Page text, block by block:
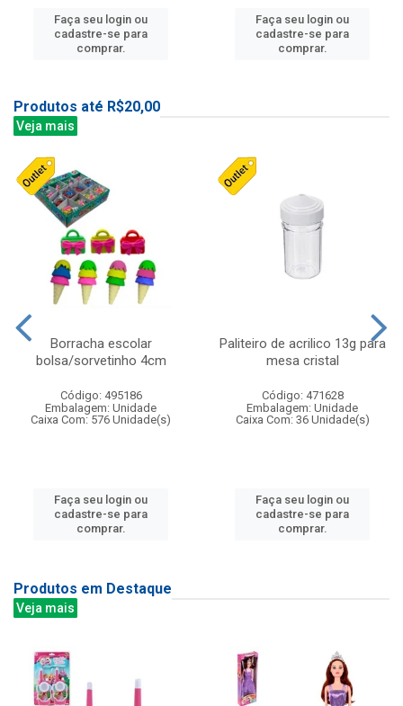
Faça seu login ou
cadastre-se para
comprar.
Faça seu login ou
cadastre-se para
comprar.
Produtos até R$20,00
Veja mais
Borracha escolar
bolsa/sorvetinho 4cm
Código: 495186
Embalagem: Unidade
Caixa Com: 576 Unidade(s)
Faça seu login ou
cadastre-se para
comprar.
Paliteiro de acrilico 13g para
mesa cristal
Código: 471628
Embalagem: Unidade
Caixa Com: 36 Unidade(s)
Faça seu login ou
cadastre-se para
comprar.
Produtos em Destaque
Veja mais